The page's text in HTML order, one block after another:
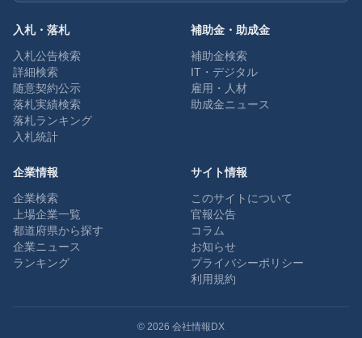
入札・落札
入札公告検索
詳細検索
随意契約公示
落札実績検索
落札ランキング
入札統計
補助金・助成金
補助金検索
IT・デジタル
雇用・人材
助成金ニュース
企業情報
企業検索
上場企業一覧
都道府県から探す
企業ニュース
ランキング
サイト情報
このサイトについて
官報公告
コラム
お知らせ
プライバシーポリシー
利用規約
© 2026 会社情報DX